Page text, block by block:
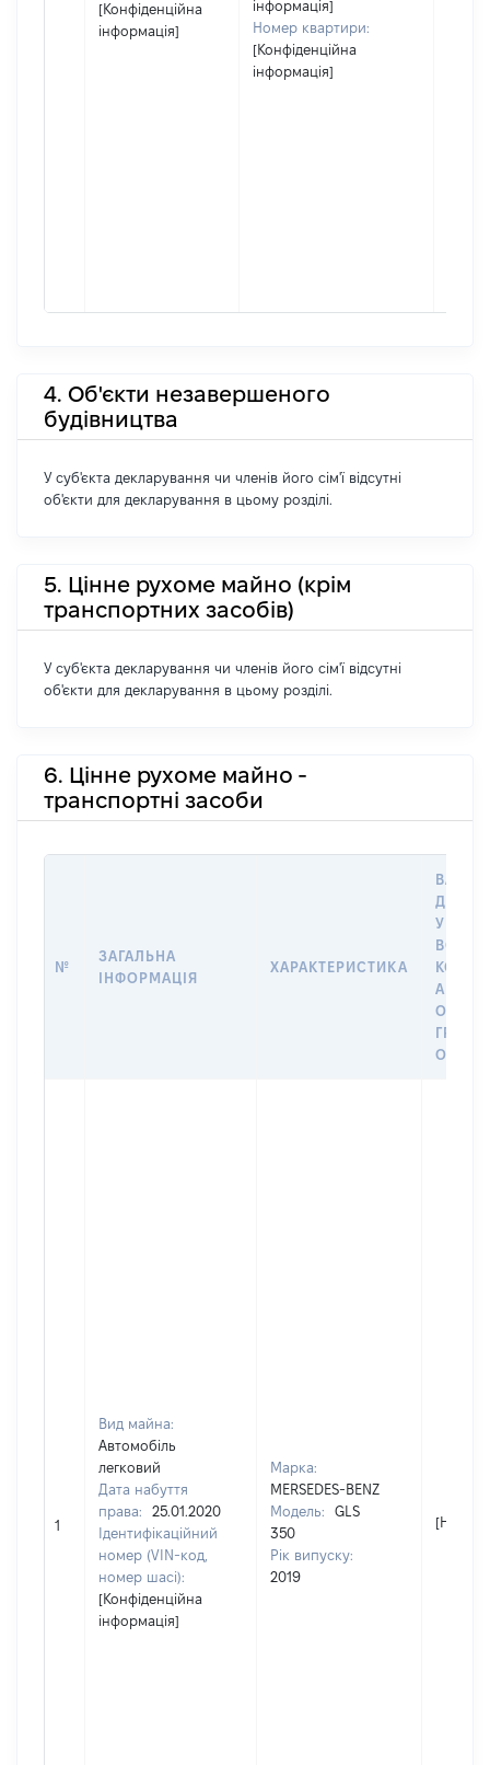
[Конфіденційна
інформація]
інформація]
Номер квартири:
[Конфіденційна
інформація]
4. Об'єкти незавершеного
будівництва
У суб'єкта декларування чи членів його сім'ї відсутні
об'єкти для декларування в цьому розділі.
5. Цінне рухоме майно (крім
транспортних засобів)
У суб'єкта декларування чи членів його сім'ї відсутні
об'єкти для декларування в цьому розділі.
6. Цінне рухоме майно -
транспортні засоби
№
ЗАГАЛЬНА
ІНФОРМАЦІЯ
ХАРАКТЕРИСТИКА
ДАТУ
У
АБО
1
Вид майна:
Автомобіль
легковий
Дата набуття
права:
25.01.2020
Ідентифікаційний
номер (VIN-код,
номер шасі):
[Конфіденційна
інформація]
Марка:
MERSEDES-BENZ
Модель:
GLS
350
Рік випуску:
2019
[Не